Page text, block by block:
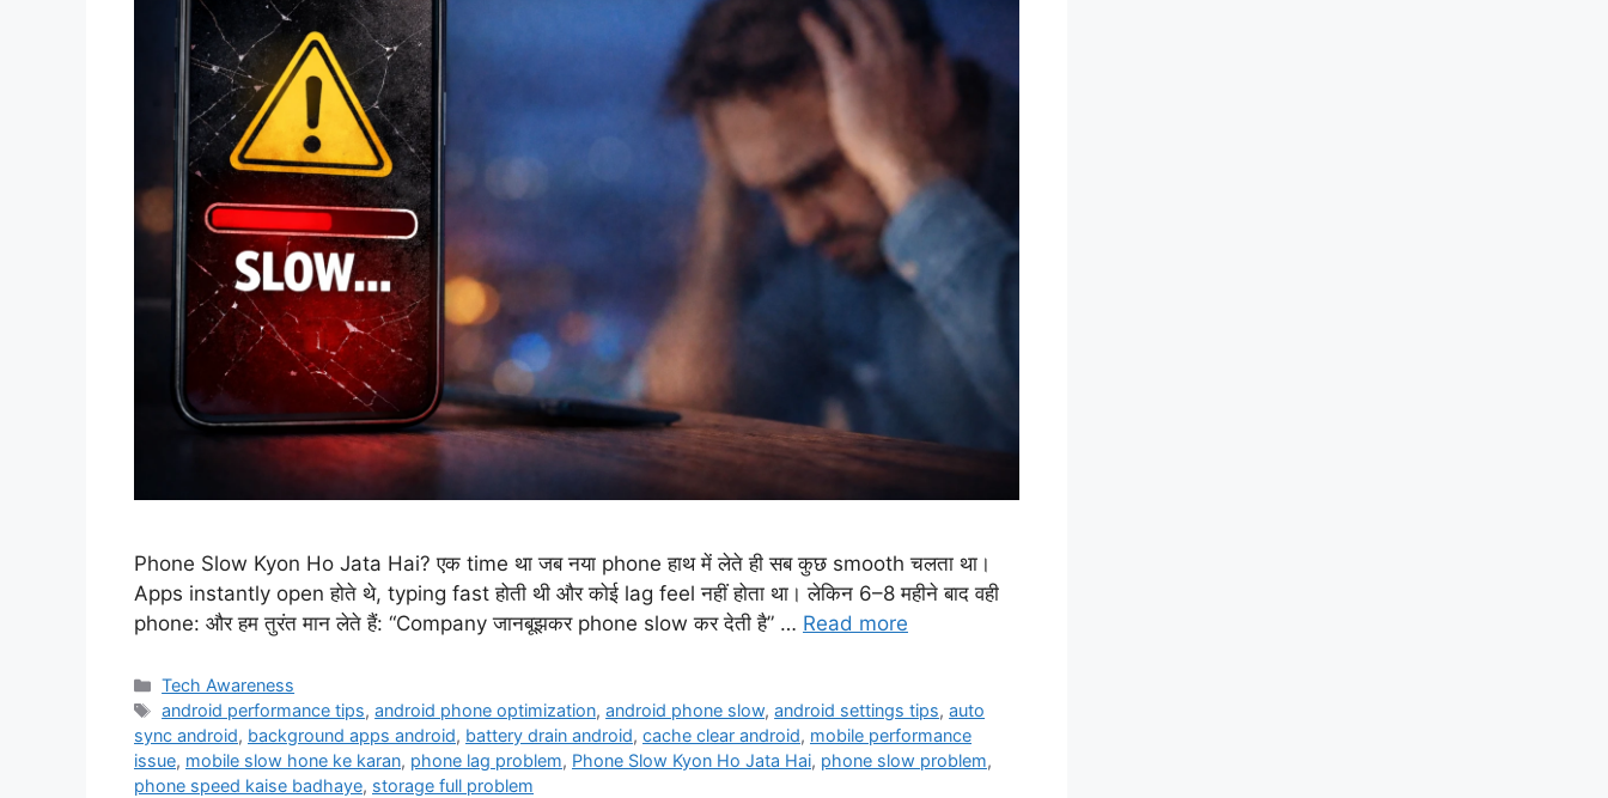
Phone Slow Kyon Ho Jata Hai? एक time था जब नया phone हाथ में लेते ही सब कुछ smooth चलता था।
Apps instantly open होते थे, typing fast होती थी और कोई lag feel नहीं होता था। लेकिन 6–8 महीने बाद वही
phone: और हम तुरंत मान लेते हैं: “Company जानबूझकर phone slow कर देती है” … Read more
Categories
Tech Awareness
Tags
android performance tips,android phone optimization,android phone slow,android settings tips,auto
sync android, background apps android, battery drain android, cache clear android, mobile performance
issue, mobile slow hone ke karan, phone lag problem, Phone Slow Kyon Ho Jata Hai, phone slow problem,
phone speed kaise badhaye, storage full problem